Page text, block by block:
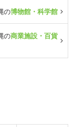
の博物館・科学館
の商業施設・百貨